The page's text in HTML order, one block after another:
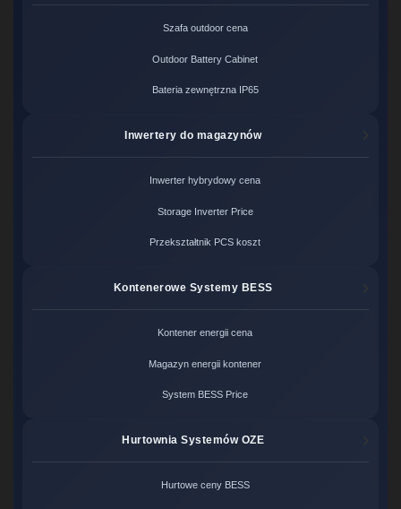
Szafa outdoor cena
Outdoor Battery Cabinet
Bateria zewnętrzna IP65
Inwertery do magazynów
Inwerter hybrydowy cena
Storage Inverter Price
Przekształtnik PCS koszt
Kontenerowe Systemy BESS
Kontener energii cena
Magazyn energii kontener
System BESS Price
Hurtownia Systemów OZE
Hurtowe ceny BESS